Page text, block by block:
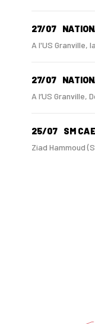
27/07
A l'US Granville,
27/07
A l’US Granville,
25/07 SM
Ziad Hammoud
SM